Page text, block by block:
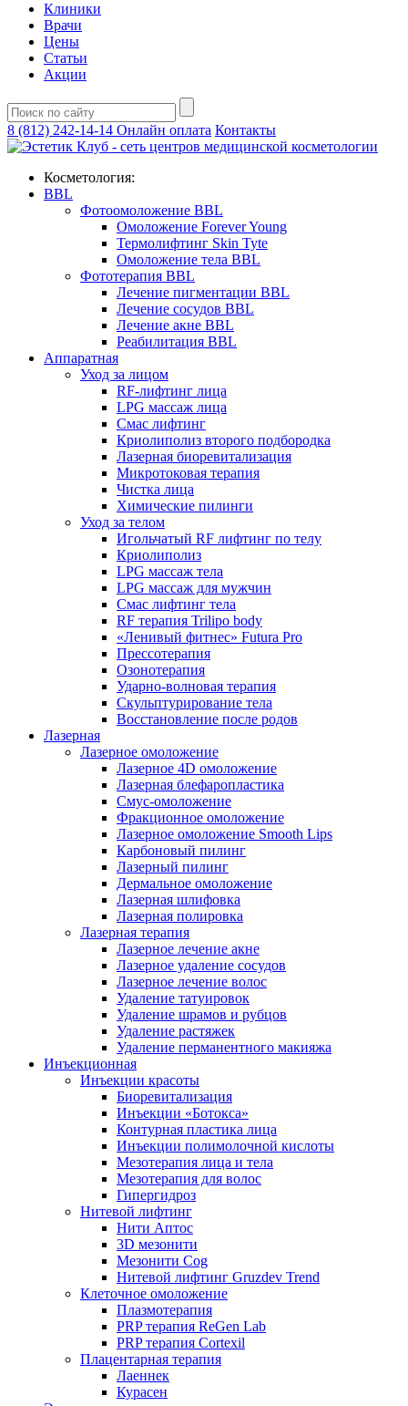
Клиники
Врачи
Цены
Статьи
Акции
8 (812) 242-14-14 Онлайн оплата Контакты
Косметология:
BBL
Фотоомоложение BBL
Омоложение Forever Young
Термолифтинг Skin Tyte
Омоложение тела BBL
Фототерапия BBL
Лечение пигментации BBL
Лечение сосудов BBL
Лечение акне BBL
Реабилитация BBL
Аппаратная
Уход за лицом
RF-лифтинг лица
LPG массаж лица
Смас лифтинг
Криолиполиз второго подбородка
Лазерная биоревитализация
Микротоковая терапия
Чистка лица
Химические пилинги
Уход за телом
Игольчатый RF лифтинг по телу
Криолиполиз
LPG массаж тела
LPG массаж для мужчин
Смас лифтинг тела
RF терапия Trilipo body
«Ленивый фитнес» Futura Pro
Прессотерапия
Озонотерапия
Ударно-волновая терапия
Скульптурирование тела
Восстановление после родов
Лазерная
Лазерное омоложение
Лазерное 4D омоложение
Лазерная блефаропластика
Смус-омоложение
Фракционное омоложение
Лазерное омоложение Smooth Lips
Карбоновый пилинг
Лазерный пилинг
Дермальное омоложение
Лазерная шлифовка
Лазерная полировка
Лазерная терапия
Лазерное лечение акне
Лазерное удаление сосудов
Лазерное лечение волос
Удаление татуировок
Удаление шрамов и рубцов
Удаление растяжек
Удаление перманентного макияжа
Инъекционная
Инъекции красоты
Биоревитализация
Инъекции «Ботокса»
Контурная пластика лица
Инъекции полимолочной кислоты
Мезотерапия лица и тела
Мезотерапия для волос
Гипергидроз
Нитевой лифтинг
Нити Аптос
3D мезонити
Мезонити Cog
Нитевой лифтинг Gruzdev Trend
Клеточное омоложение
Плазмотерапия
PRP терапия ReGen Lab
PRP терапия Cortexil
Плацентарная терапия
Лаеннек
Курасен